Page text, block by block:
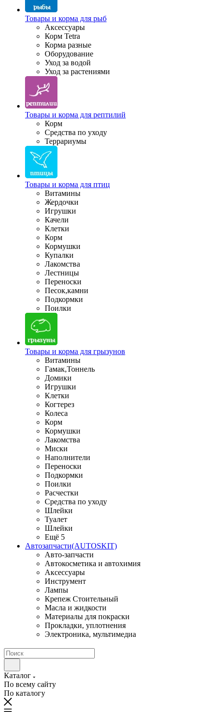
Товары и корма для рыб
Аксессуары
Корм Tetra
Корма разные
Оборудование
Уход за водой
Уход за растениями
Товары и корма для рептилий
Корм
Средства по уходу
Террариумы
Товары и корма для птиц
Витамины
Жердочки
Игрушки
Качели
Клетки
Корм
Кормушки
Купалки
Лакомства
Лестницы
Переноски
Песок,камни
Подкормки
Поилки
Товары и корма для грызунов
Витамины
Гамак,Тоннель
Домики
Игрушки
Клетки
Когтерез
Колеса
Корм
Кормушки
Лакомства
Миски
Наполнители
Переноски
Подкормки
Поилки
Расчестки
Средства по уходу
Шлейки
Туалет
Шлейки
Ещё 5
Автозапчасти(AUTOSKIT)
Авто-запчасти
Автокосметика и автохимия
Аксессуары
Инструмент
Лампы
Крепеж Стоительный
Масла и жидкости
Материалы для покраски
Прокладки, уплотнения
Электроника, мультимедиа
Каталог
По всему сайту
По каталогу